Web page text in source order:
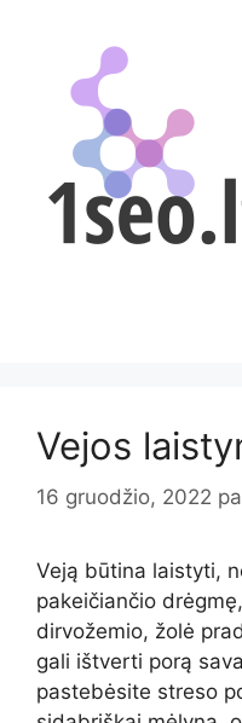
Vejos
16 gruodžio, 2022
Veją būtina laistyti,
pakeičiančio
dirvožemio, žolė
gali ištverti porą
pastebėsite streso